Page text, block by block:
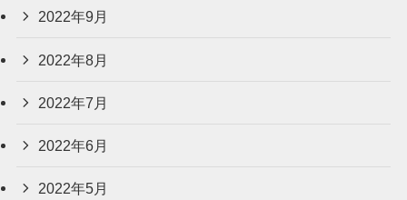
2022年9月
2022年8月
2022年7月
2022年6月
2022年5月